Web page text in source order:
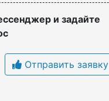
и задайте
Отправить заявку